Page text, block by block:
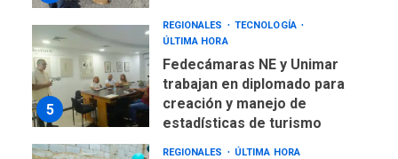
5
REGIONALES
TECNOLOGÍA
ÚLTIMA HORA
Fedecámaras NE y Unimar
trabajan en diplomado para
creación y manejo de
estadísticas de turismo
REGIONALES ÚLTIMA HORA